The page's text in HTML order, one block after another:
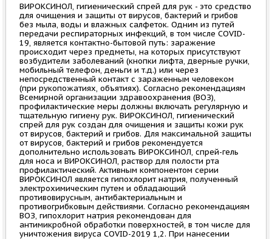
ВИРОКСИНОЛ, гигиенический спрей для рук - это средство
для очищения и защиты от вирусов, бактерий и грибов
без мыла, воды и влажных салфеток. Одним из путей
передачи респираторных инфекций, в том числе COVID-
19, является контактно-бытовой путь: заражение
происходит через предметы, на которых присутствуют
возбудители заболеваний (кнопки лифта, дверные ручки,
мобильный телефон, деньги и т.д.) или через
непосредственный контакт с зараженным человеком
(при рукопожатиях, объятиях). Согласно рекомендациям
Всемирной организации здравоохранения (ВОЗ),
профилактические меры должны включать регулярную и
тщательную гигиену рук. ВИРОКСИНОЛ, гигиенический
спрей для рук создан для очищения и защиты кожи рук
от вирусов, бактерий и грибов. Для максимальной защиты
от вирусов, бактерий и грибов рекомендуется
дополнительно использовать ВИРОКСИНОЛ, спрей-гель
для носа и ВИРОКСИНОЛ, раствор для полости рта
профилактический. Активным компонентом серии
ВИРОКСИНОЛ является гипохлорит натрия, полученный
электрохимическим путем и обладающий
противовирусным, антибактериальным и
противогрибковым действиями. Согласно рекомендациям
ВОЗ, гипохлорит натрия рекомендован для
антимикробной обработки поверхностей, в том числе для
уничтожения вируса COVID-2019 1,2. При нанесении